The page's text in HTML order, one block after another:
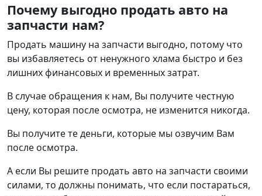
Почему выгодно продать авто на
запчасти нам?
Продать машину на запчасти выгодно, потому что
вы избавляетесь от ненужного хлама быстро и без
лишних финансовых и временных затрат.
В случае обращения к нам, Вы получите честную
цену, которая после осмотра, не изменится никогда.
Вы получите те деньги, которые мы озвучим Вам
после осмотра.
А если Вы решите продать авто на запчасти своими
силами, то должны понимать, что если постараться,